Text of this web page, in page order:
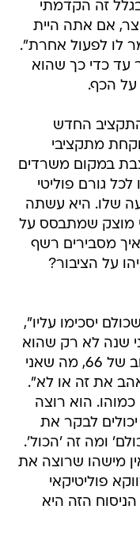
זה הקדמתי
צר, אם אתה היית
לו לפעול אחרת".
עד כדי כך שהוא
על הכף.
החדש
מתקציבי
במקום משרדים
גורם פוליטי
שלו. היא עשתה
מוצק שמתבסס על
מסבירים רשף
על הציבור?
יסכימו עליו",
שנה לא רק שהוא
ישרוד אלא הוא יעביר תקציב ברוב של 66, מה שאני
את זה או לא".
כמוהו. הוא רוצה
לבקר את
ומה זה 'הכול'.
מישהו שרוצה את
פוליטיקאי
הזה היא